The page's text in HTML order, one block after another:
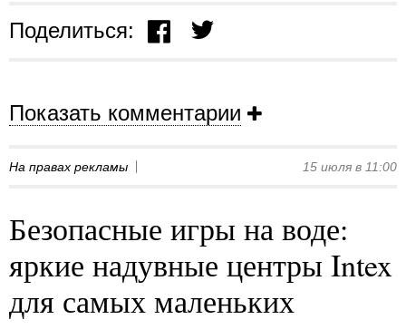
Поделиться:
Показать комментарии
На правах рекламы 15 июля в 11:00
Безопасные игры на воде:
яркие надувные центры Intex
для самых маленьких